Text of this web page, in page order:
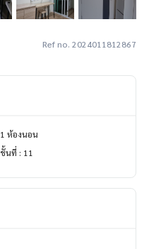
Ref no. 2024011812867
1 ห้องนอน
ชั้นที่ : 11